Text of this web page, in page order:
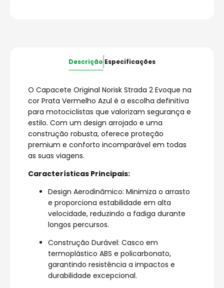
Descrição Especificações
O Capacete Original Norisk Strada 2 Evoque na
cor Prata Vermelho Azul é a escolha definitiva
para motociclistas que valorizam segurança e
estilo. Com um design arrojado e uma
construção robusta, oferece proteção
premium e conforto incomparável em todas
as suas viagens.
Características Principais:
Design Aerodinâmico: Minimiza o arrasto
e proporciona estabilidade em alta
velocidade, reduzindo a fadiga durante
longos percursos.
Construção Durável: Casco em
termoplástico ABS e policarbonato,
garantindo resistência a impactos e
durabilidade excepcional.